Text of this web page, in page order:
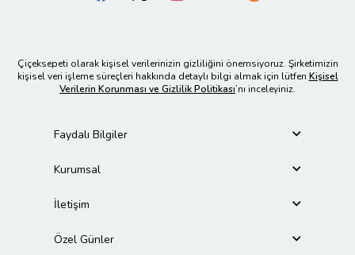
Çiçeksepeti olarak kişisel verilerinizin gizliliğini önemsiyoruz. Şirketimizin
kişisel veri işleme süreçleri hakkında detaylı bilgi almak için lütfen Kişisel
Verilerin Korunması ve Gizlilik Politikası’nı inceleyiniz.
Faydalı Bilgiler
Kurumsal
İletişim
Özel Günler